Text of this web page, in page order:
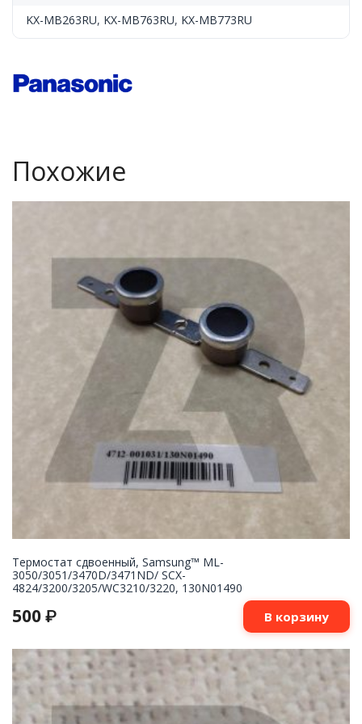
KX-MB263RU, KX-MB763RU, KX-MB773RU
Похожие
Термостат сдвоенный, Samsung™ ML-
3050/3051/3470D/3471ND/ SCX-
4824/3200/3205/WC3210/3220, 130N01490
500 ₽ В корзину